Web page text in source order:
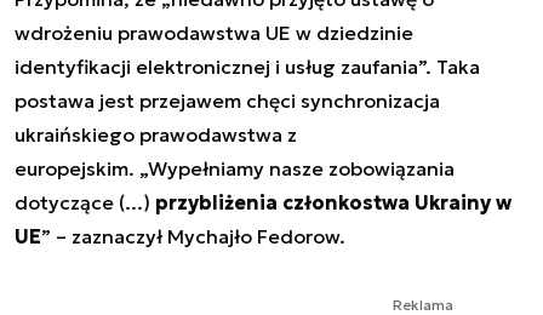
wdrożeniu prawodawstwa UE w dziedzinie
identyfikacji elektronicznej i usług zaufania”. Taka
postawa jest przejawem chęci synchronizacja
ukraińskiego prawodawstwa z
europejskim. „Wypełniamy nasze zobowiązania
dotyczące (...) przybliżenia członkostwa Ukrainy w
UE” – zaznaczył Mychajło Fedorow.
Reklama